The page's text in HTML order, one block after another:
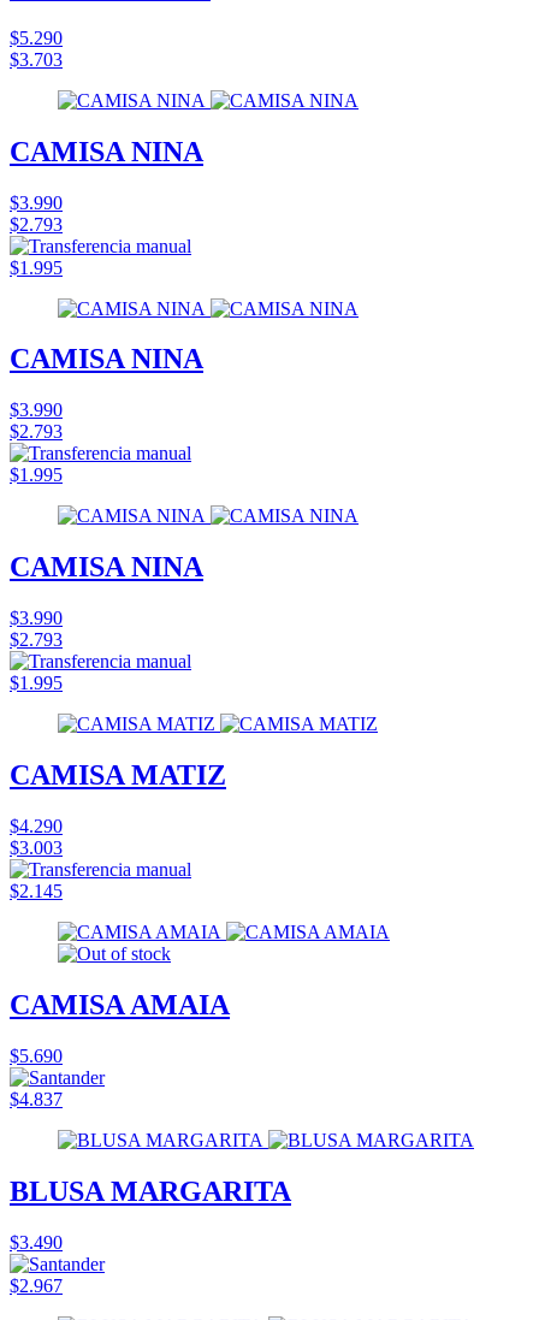
$5.290
$3.703
CAMISA NINA
$3.990
$2.793
$1.995
CAMISA NINA
$3.990
$2.793
$1.995
CAMISA NINA
$3.990
$2.793
$1.995
CAMISA MATIZ
$4.290
$3.003
$2.145
CAMISA AMAIA
$5.690
$4.837
BLUSA MARGARITA
$3.490
$2.967